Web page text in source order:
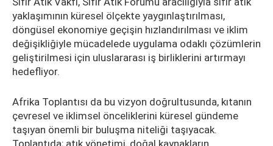
yaklaşımının küresel ölçekte yaygınlaştırılması,
döngüsel ekonomiye geçişin hızlandırılması ve iklim
değişikliğiyle mücadelede uygulama odaklı çözümlerin
geliştirilmesi için uluslararası iş birliklerini artırmayı
hedefliyor.
Afrika Toplantısı da bu vizyon doğrultusunda, kıtanın
çevresel ve iklimsel önceliklerini küresel gündeme
taşıyan önemli bir buluşma niteliği taşıyacak.
Toplantıda; atık yönetimi, doğal kaynakların